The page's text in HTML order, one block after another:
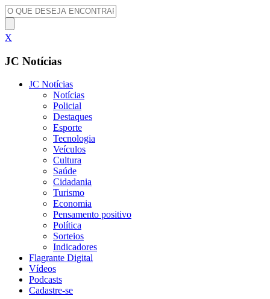
X
JC Notícias
JC Notícias
Notícias
Policial
Destaques
Esporte
Tecnologia
Veículos
Cultura
Saúde
Cidadania
Turismo
Economia
Pensamento positivo
Política
Sorteios
Indicadores
Flagrante Digital
Vídeos
Podcasts
Cadastre-se